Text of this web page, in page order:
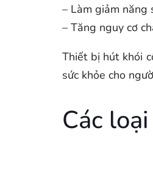
– Làm giảm năng
– Tăng nguy cơ
Thiết bị hút khói
sức khỏe cho
Các